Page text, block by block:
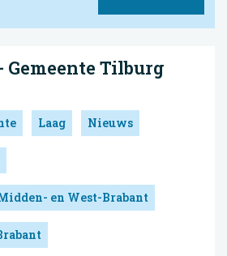
Gemeente Tilburg
Laag Nieuws
en West-Brabant